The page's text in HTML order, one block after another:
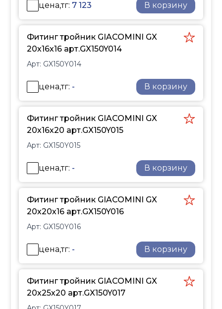
CW617N (CuZn40Pb2),
соответствуют
нормативам EN12164,
EN12165, DIN50930-6 и
безопасность для
использования в
системах питьевого
Применение
трубопроводной
Система полимерных
трубопроводов GX
создана для
организации
внутренних
долговременного
воздействия высокой
температуры и
давления. Серия GX
также рекомендована
цена,тг: 7 123 В корзину
Фитинг тройник GIACOMINI GX
20х16х16 арт.GX150Y014
Арт: GX150Y014
цена,тг: - В корзину
Фитинг тройник GIACOMINI GX
20х16х20 арт.GX150Y015
Арт: GX150Y015
цена,тг: - В корзину
Фитинг тройник GIACOMINI GX
20х20х16 арт.GX150Y016
Арт: GX150Y016
цена,тг: - В корзину
Фитинг тройник GIACOMINI GX
20х25х20 арт.GX150Y017